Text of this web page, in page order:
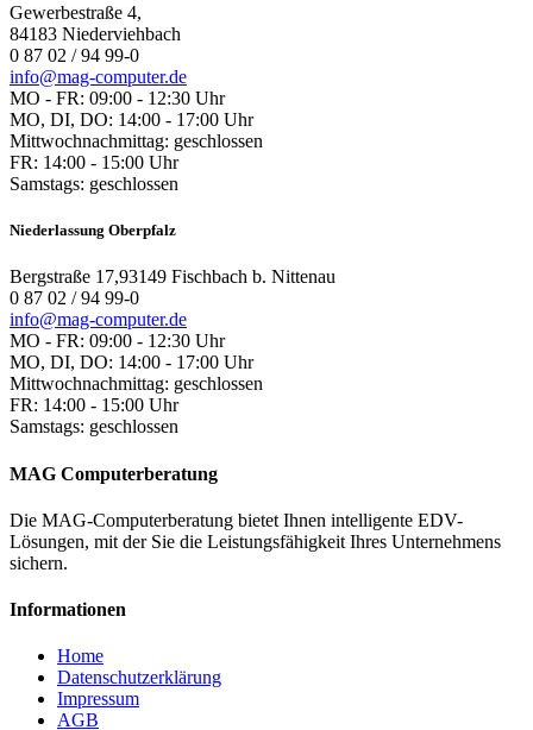
Gewerbestraße 4,
84183 Niederviehbach
0 87 02 / 94 99-0
info@mag-computer.de
MO - FR: 09:00 - 12:30 Uhr
MO, DI, DO: 14:00 - 17:00 Uhr
Mittwochnachmittag: geschlossen
FR: 14:00 - 15:00 Uhr
Samstags: geschlossen
Niederlassung Oberpfalz
Bergstraße 17,93149 Fischbach b. Nittenau
0 87 02 / 94 99-0
info@mag-computer.de
MO - FR: 09:00 - 12:30 Uhr
MO, DI, DO: 14:00 - 17:00 Uhr
Mittwochnachmittag: geschlossen
FR: 14:00 - 15:00 Uhr
Samstags: geschlossen
MAG Computerberatung
Die MAG-Computerberatung bietet Ihnen intelligente EDV-
Lösungen, mit der Sie die Leistungsfähigkeit Ihres Unternehmens
sichern.
Informationen
Home
Datenschutzerklärung
Impressum
AGB